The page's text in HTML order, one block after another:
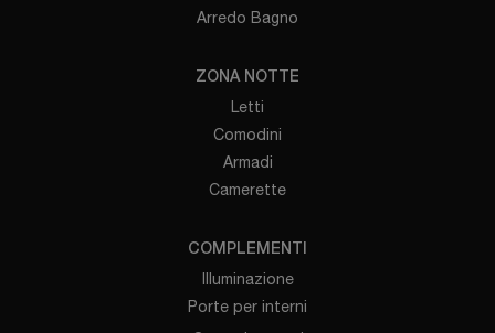
Arredo Bagno
ZONA NOTTE
Letti
Comodini
Armadi
Camerette
COMPLEMENTI
Illuminazione
Porte per interni